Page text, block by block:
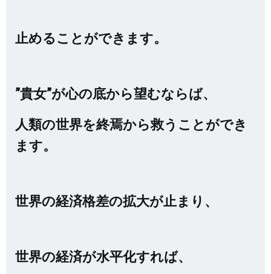
止めることができます。
”貴女”が心の底から望むならば、
人類の世界を終焉から救うことができ
ます。
世界の経済格差の拡大が止まり、
世界の経済が水平化すれば、